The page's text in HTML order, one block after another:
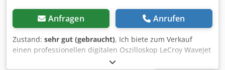
Anfragen Anrufen
Zustand: sehr gut (gebraucht), Ich biete zum Verkauf
einen professionellen digitalen Oszilloskop LeCroy WaveJet
354A an, der für Labor-, Service- und